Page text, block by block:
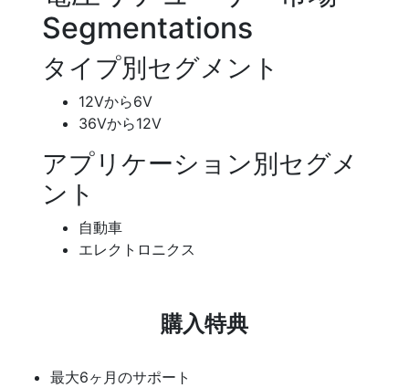
Segmentations
タイプ別セグメント
12Vから6V
36Vから12V
アプリケーション別セグメ
ント
自動車
エレクトロニクス
購入特典
最大6ヶ月のサポート